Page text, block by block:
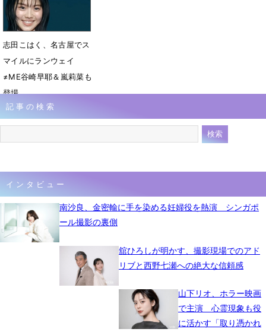
志田こはく、名古屋でス
マイルにランウェイ
≠ME谷崎早耶＆嵐莉菜も
登場
2月16日 10時12分
記事の検索
インタビュー
南沙良、金密輸に手を染める妊婦役を熱演 シンガポ
ール撮影の裏側
舘ひろしが明かす、撮影現場でのアド
リブと西野七瀬への絶大な信頼感
山下リオ、ホラー映画
で主演 心霊現象も役
に活かす「取り憑かれ